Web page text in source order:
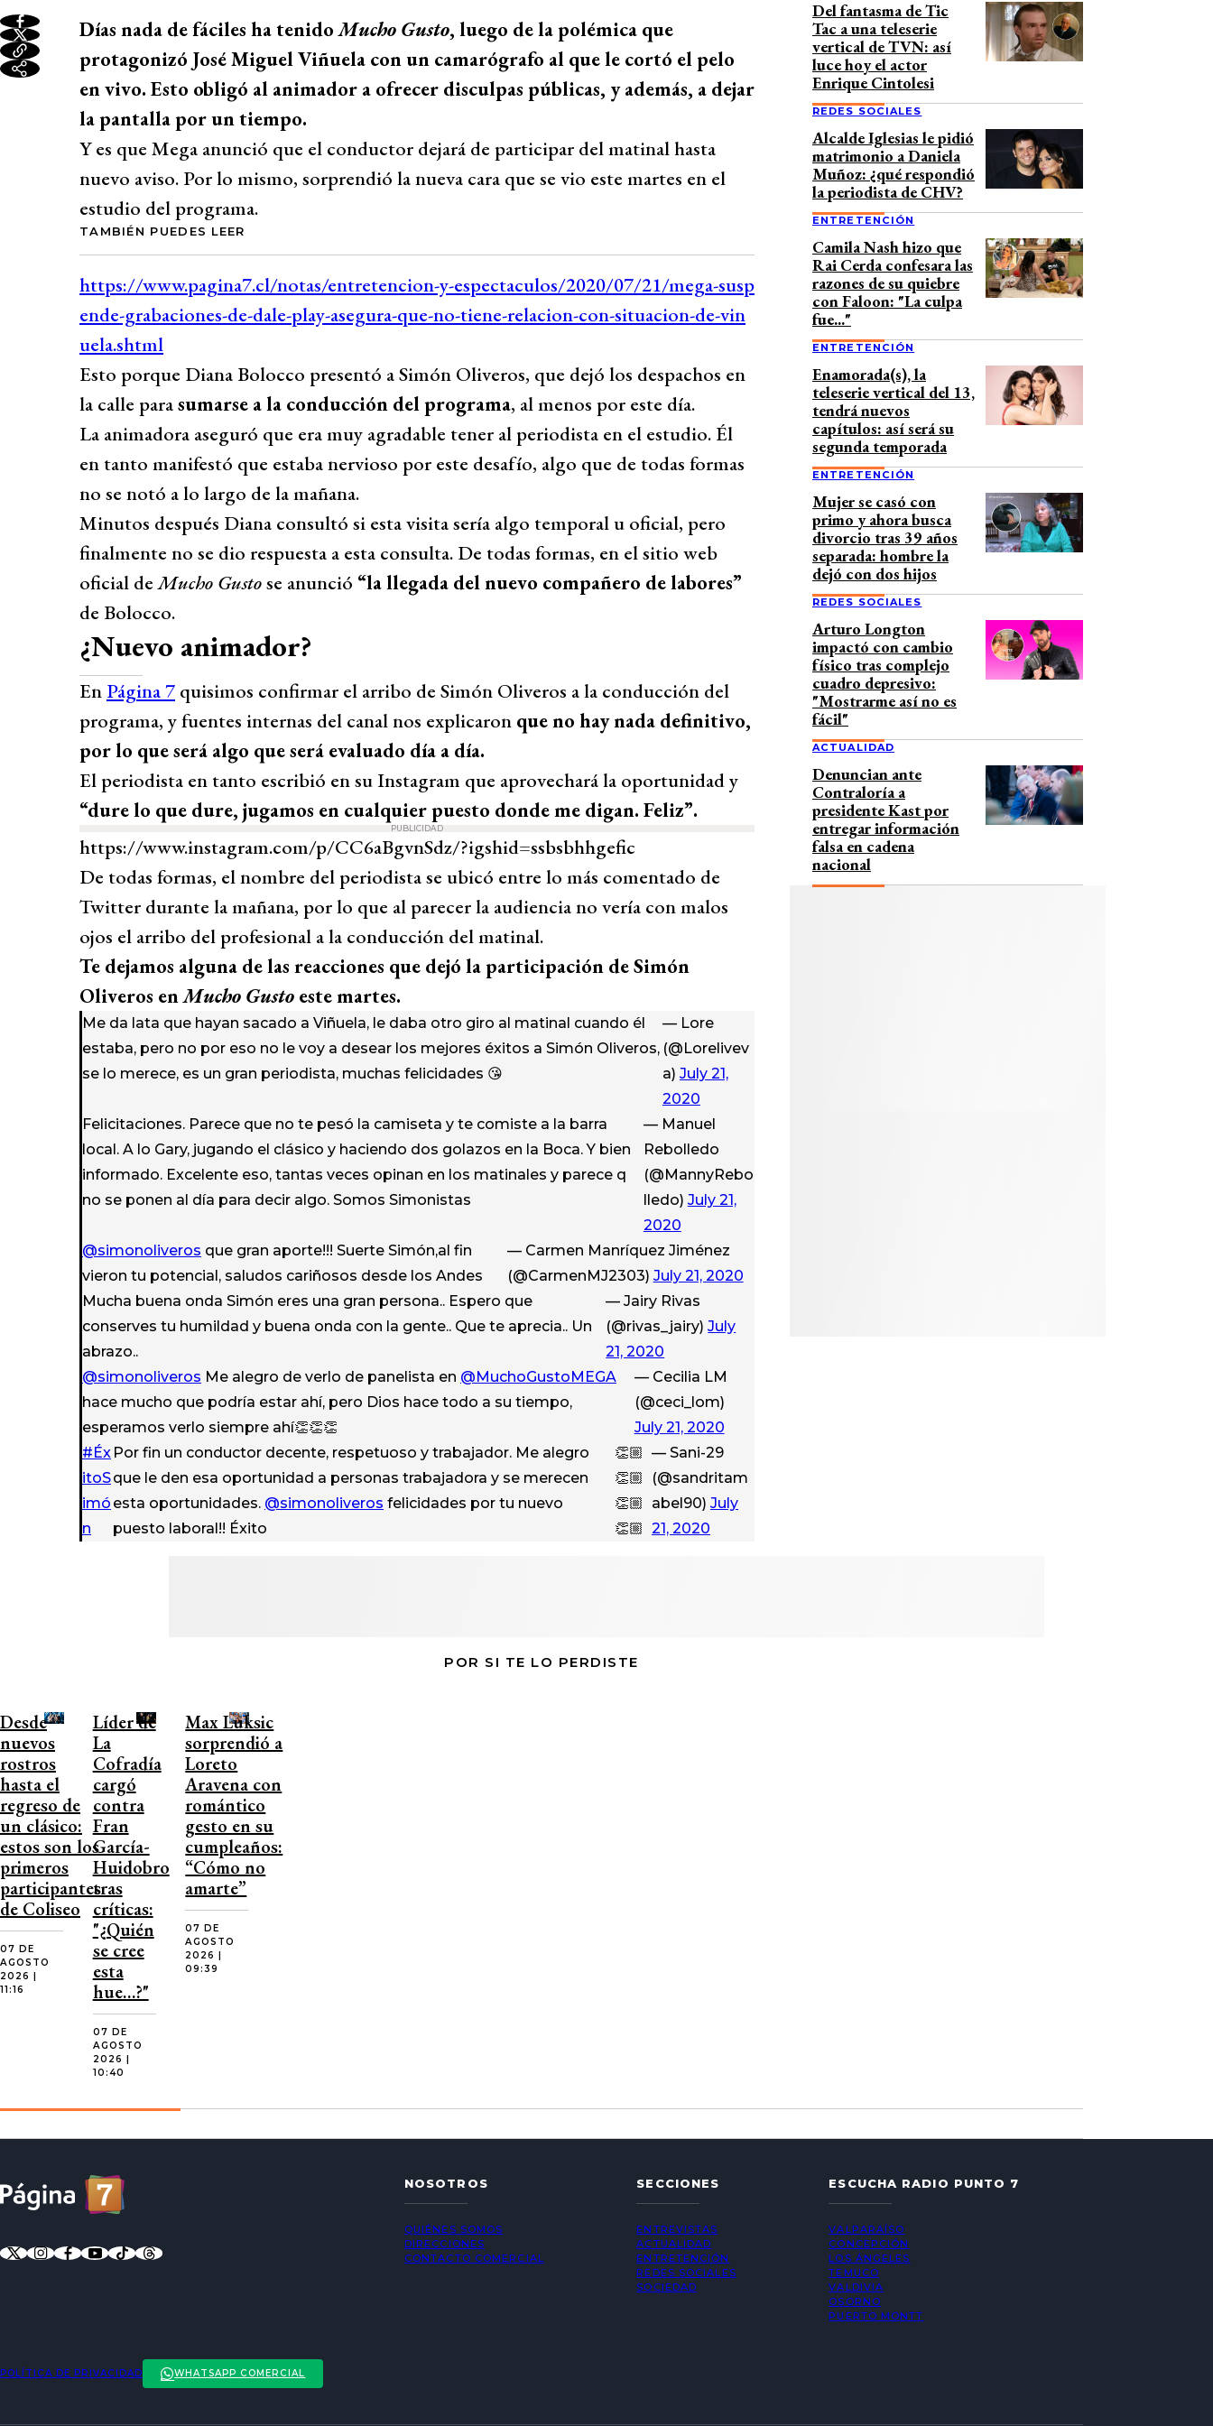
Días nada de fáciles ha tenidoMucho Gusto, luego de la polémica que
protagonizó José Miguel Viñuela con un camarógrafo al que le cortó el pelo
en vivo. Esto obligó al animador a ofrecer disculpas públicas, y además, a dejar
la pantalla por un tiempo.
Y es que Mega anunció que el conductor dejará de participar del matinal hasta
nuevo aviso. Por lo mismo, sorprendió la nueva cara que se vio este martes en el
estudio del programa.
TAMBIÉN PUEDES LEER
Esto porque Diana Bolocco presentó a Simón Oliveros, que dejó los despachos en
la calle parasumarse a la conducción del programa, al menos por este día.
La animadora aseguró que era muy agradable tener al periodista en el estudio. Él
en tanto manifestó que estaba nervioso por este desafío, algo que de todas formas
no se notó a lo largo de la mañana.
Minutos después Diana consultó si esta visita sería algo temporal u oficial, pero
finalmente no se dio respuesta a esta consulta. De todas formas, en el sitio web
oficial deMucho Gustose anunció “la llegada del nuevo compañero de labores”
de Bolocco.
¿Nuevo animador?
En Página 7 quisimos confirmar el arribo de Simón Oliveros a la conducción del
programa, y fuentes internas del canal nos explicaron que no hay nada definitivo,
por lo que será algo que será evaluado día a día.
El periodista en tanto escribió en su Instagram que aprovechará la oportunidad y
“dure lo que dure, jugamos en cualquier puesto donde me digan. Feliz”.
PUBLICIDAD
https://www.instagram.com/p/CC6aBgvnSdz/?igshid=ssbsbhhgefic
De todas formas, el nombre del periodista se ubicó entre lo más comentado de
Twitter durante la mañana, por lo que al parecer la audiencia no vería con malos
ojos el arribo del profesional a la conducción del matinal.
Te dejamos alguna de las reacciones que dejó la participación de Simón
Oliveros enMucho Gusto este martes.
Me da lata que hayan sacado a Viñuela, le daba otro giro al matinal cuando él
estaba, pero no por eso no le voy a desear los mejores éxitos a Simón Oliveros,
se lo merece, es un gran periodista, muchas felicidades 😘
— Lore
(@Lorelivev
a) July 21,
2020
Felicitaciones. Parece que no te pesó la camiseta y te comiste a la barra
local. A lo Gary, jugando el clásico y haciendo dos golazos en la Boca. Y bien
informado. Excelente eso, tantas veces opinan en los matinales y parece q
no se ponen al día para decir algo. Somos Simonistas
— Manuel
Rebolledo
(@MannyRebo
lledo) July 21,
2020
@simonoliveros que gran aporte!!! Suerte Simón,al fin
vieron tu potencial, saludos cariñosos desde los Andes
— Carmen Manríquez Jiménez
(@CarmenMJ2303) July 21, 2020
Mucha buena onda Simón eres una gran persona.. Espero que
conserves tu humildad y buena onda con la gente.. Que te aprecia.. Un
abrazo..
— Jairy Rivas
(@rivas_jairy)July
21, 2020
@simonoliveros Me alegro de verlo de panelista en @MuchoGustoMEGA
hace mucho que podría estar ahí, pero Dios hace todo a su tiempo,
esperamos verlo siempre ahí👏👏👏
— Cecilia LM
(@ceci_lom)
July 21, 2020
#Éx
itoS
imó
n
Por fin un conductor decente, respetuoso y trabajador. Me alegro
que le den esa oportunidad a personas trabajadora y se merecen
esta oportunidades. @simonoliveros felicidades por tu nuevo
puesto laboral!! Éxito
👏🏼
👏🏼
👏🏼
👏🏼
— Sani-29
(@sandritam
abel90)July
21, 2020
Del fantasma de Tic
Tac a una teleserie
vertical de TVN: así
luce hoy el actor
Enrique Cintolesi
REDES SOCIALES
Alcalde Iglesias le pidió
matrimonio a Daniela
Muñoz: ¿qué respondió
la periodista de CHV?
ENTRETENCIÓN
Camila Nash hizo que
Rai Cerda confesara las
razones de su quiebre
con Faloon: "La culpa
fue..."
ENTRETENCIÓN
Enamorada(s), la
teleserie vertical del 13,
tendrá nuevos
capítulos: así será su
segunda temporada
ENTRETENCIÓN
Mujer se casó con
primo y ahora busca
divorcio tras 39 años
separada: hombre la
dejó con dos hijos
REDES SOCIALES
Arturo Longton
impactó con cambio
físico tras complejo
cuadro depresivo:
"Mostrarme así no es
fácil"
ACTUALIDAD
Denuncian ante
Contraloría a
presidente Kast por
entregar información
falsa en cadena
nacional
POR SI TE LO PERDISTE
Desde
nuevos
rostros
hasta el
regreso de
un clásico:
estos son los
primeros
participantes
de Coliseo
07 DE
AGOSTO
2026 |
11:16
Líder de
La
Cofradía
cargó
contra
Fran
García-
Huidobro
tras
críticas:
"¿Quién
se cree
esta
hue…?"
07 DE
AGOSTO
2026 |
10:40
Max Luksic
sorprendió a
Loreto
Aravena con
romántico
gesto en su
cumpleaños:
“Cómo no
amarte”
07 DE
AGOSTO
2026 |
09:39
NOSOTROS
QUIÉNES SOMOS
DIRECCIONES
CONTACTO COMERCIAL
SECCIONES
ENTREVISTAS
ACTUALIDAD
ENTRETENCIÓN
REDES SOCIALES
SOCIEDAD
ESCUCHA RADIO PUNTO 7
VALPARAÍSO
CONCEPCIÓN
LOS ÁNGELES
TEMUCO
VALDIVIA
OSORNO
PUERTO MONTT
POLÍTICA DE PRIVACIDAD WHATSAPP COMERCIAL